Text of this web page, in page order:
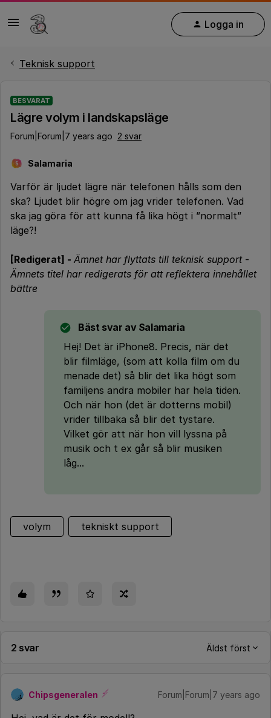
Logga in
Teknisk support
BESVARAT
Lägre volym i landskapsläge
Forum|Forum|7 years ago 2 svar
S Salamaria
Varför är ljudet lägre när telefonen hålls som den
ska? Ljudet blir högre om jag vrider telefonen. Vad
ska jag göra för att kunna få lika högt i ”normalt”
läge?!
[Redigerat] - Ämnet har flyttats till teknisk support-
Ämnets titel har redigerats för att reflektera innehållet
bättre
Bäst svar av Salamaria
Hej! Det är iPhone8. Precis, när det
blir filmläge, (som att kolla film om du
menade det) så blir det lika högt som
familjens andra mobiler har hela tiden.
Och när hon (det är dotterns mobil)
vrider tillbaka så blir det tystare.
Vilket gör att när hon vill lyssna på
musik och t ex går så blir musiken
låg...
volym tekniskt support
2 svar Äldst först
Chipsgeneralen Forum|Forum|7 years ago